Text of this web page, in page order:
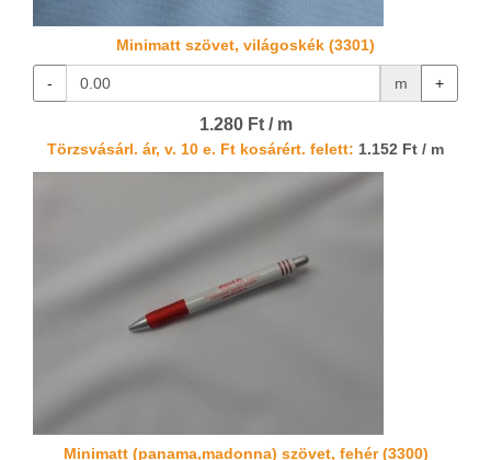
Minimatt szövet, világoskék (3301)
- m +
1.280 Ft / m
Törzsvásárl. ár, v. 10 e. Ft kosárért. felett: 1.152 Ft / m
Minimatt (panama,madonna) szövet, fehér (3300)